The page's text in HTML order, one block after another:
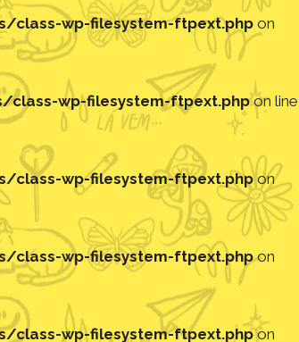
wp-filesystem-ftpext.php on
wp-filesystem-ftpext.phpon line
wp-filesystem-ftpext.phpon
wp-filesystem-ftpext.phpon
wp-filesystem-ftpext.phpon